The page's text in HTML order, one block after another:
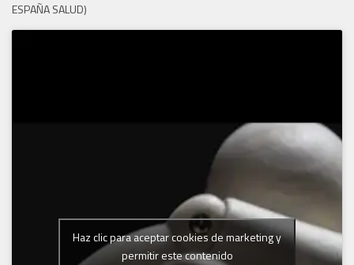
ESPAÑA SALUD)
Haz clic para aceptar cookies de marketing y
permitir este contenido